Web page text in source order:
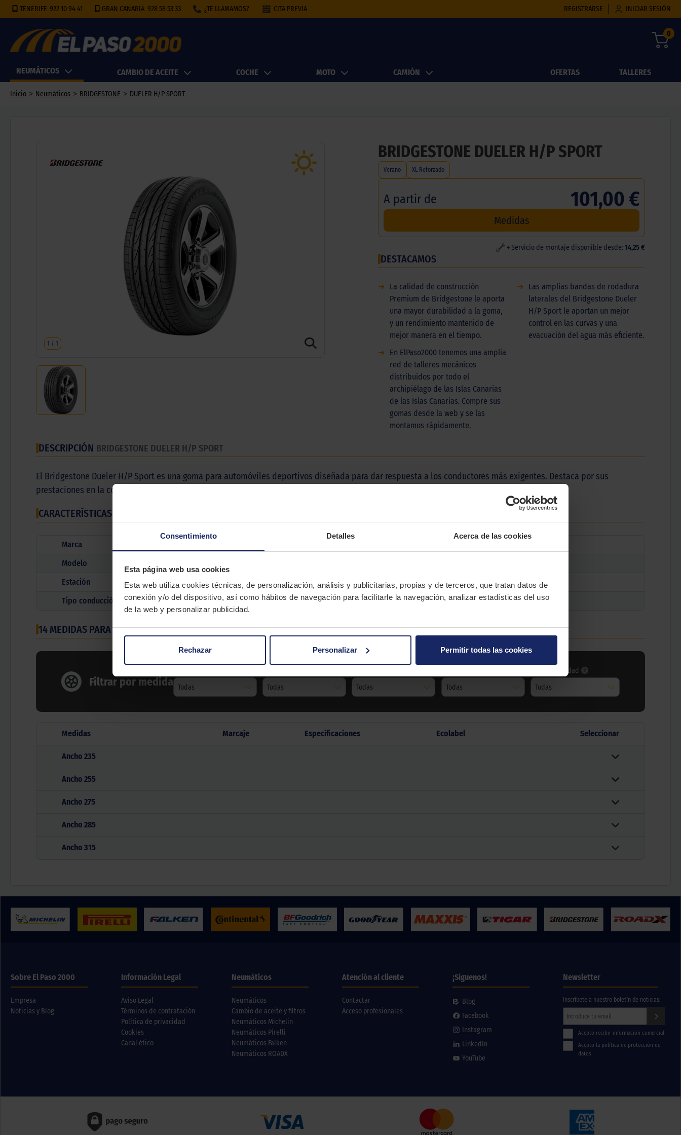
Consentimiento Detalles Acerca de las cookies
Esta página web usa cookies
Esta web utiliza cookies técnicas, de personalización, análisis y publicitarias, propias y de terceros, que tratan datos de
conexión y/o del dispositivo, así como hábitos de navegación para facilitarle la navegación, analizar estadísticas del uso
de la web y personalizar publicidad.
Rechazar Personalizar Permitir todas las cookies
TENERIFE 922 10 94 41 GRAN CANARIA 928 58 53 33 ¿TE LLAMAMOS? CITA PREVIA REGISTRARSE INICIAR SESIÓN
0
NEUMÁTICOS CAMBIO DE ACEITE COCHE MOTO CAMIÓN OFERTAS TALLERES
Inicio > Neumáticos > BRIDGESTONE > DUELER H/P SPORT
1 / 1
BRIDGESTONE DUELER H/P SPORT
Verano XL Reforzado
A partir de 101,00 €
Medidas
+ Servicio de montaje disponible desde: 14,25 €
DESTACAMOS
➜
La calidad de construcción
Premium de Bridgestone le aporta
una mayor durabilidad a la goma,
y un rendimiento mantenido de
mejor manera en el tiempo.
➜
Las amplias bandas de rodadura
laterales del Bridgestone Dueler
H/P Sport le aportan un mejor
control en las curvas y una
evacuación del agua más eficiente.
➜
En ElPaso2000 tenemos una amplia
red de talleres mecánicos
distribuidos por todo el
archipiélago de las Islas Canarias
de las Islas Canarias. Compre sus
gomas desde la web y se las
montamos rápidamente.
DESCRIPCIÓN BRIDGESTONE DUELER H/P SPORT
El Bridgestone Dueler H/P Sport es una goma para automóviles deportivos diseñada para dar respuesta a los conductores más exigentes. Destaca por sus
prestaciones en la conducción y su seguridad.
CARACTERÍSTICAS TÉCNICAS
Marca
Modelo
Estación
Verano
Tipo conducción
SPORT
14 MEDIDAS PARA EL NEUMÁTICO BRIDGESTONE DUELER H/P SPORT
Filtrar por medida Todas
Todas
Todas
Todas
Índice velocidad
Todas
Medidas Marcaje Especificaciones Ecolabel Seleccionar
Ancho 235
Ancho 255
Ancho 275
Ancho 285
Ancho 315
Sobre El Paso 2000
Empresa
Noticias y Blog
Información Legal
Aviso Legal
Términos de contratación
Política de privacidad
Cookies
Canal ético
Neumáticos
Neumáticos
Cambio de aceite y filtros
Neumáticos Michelin
Neumáticos Pirelli
Neumáticos Falken
Neumáticos ROADX
Atención al cliente
Contactar
Acceso profesionales
¡Síguenos!
Blog
Facebook
Instagram
LinkedIn
YouTube
Newsletter
Inscríbete a nuestro boletín de noticias:
Acepto recibir información comercial
Acepto la política de protección de
datos